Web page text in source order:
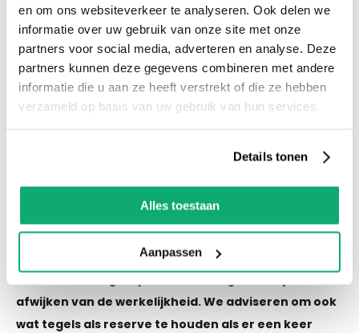
en om ons websiteverkeer te analyseren. Ook delen we
informatie over uw gebruik van onze site met onze
partners voor social media, adverteren en analyse. Deze
partners kunnen deze gegevens combineren met andere
informatie die u aan ze heeft verstrekt of die ze hebben
verzameld op basis van uw gebruik van hun services.
Details tonen
Alles toestaan
Aanpassen
Productspecificaties
Let op! Over gebleven tegels mogen niet retour!
De kleur van de tegel op de afbeelding kan altijd
iets afwijken van de werkelijkheid. We adviseren
Let op! Over gebleven tegels mogen niet retour! De
afwijken van de werkelijkheid. We adviseren om ook
wat tegels als reserve te houden als er een keer